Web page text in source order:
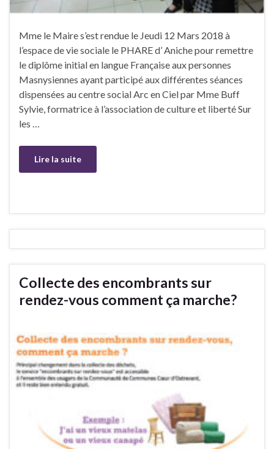
Mme le Maire s’est rendue le Jeudi 12 Mars 2018 à
l’espace de vie sociale le PHARE d’ Aniche pour remettre
le diplôme initial en langue Française aux personnes
Masnysiennes ayant participé aux différentes séances
dispensées au centre social Arc en Ciel par Mme Buff
Sylvie, formatrice à l’association de culture et liberté Sur
les …
Lire la suite
Collecte des encombrants sur
rendez-vous comment ça marche?